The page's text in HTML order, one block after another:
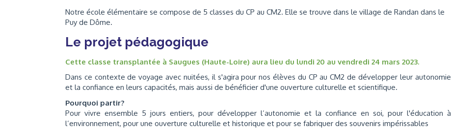
Notre école élémentaire se compose de 5 classes du CP au CM2. Elle se trouve dans le village de Randan dans le
Puy de Dôme.
Le projet pédagogique
Cette classe transplantée à Saugues (Haute-Loire) aura lieu du lundi 20 au vendredi 24 mars 2023.
Dans ce contexte de voyage avec nuitées, il s'agira pour nos élèves du CP au CM2 de développer leur autonomie
et la confiance en leurs capacités, mais aussi de bénéficier d'une ouverture culturelle et scientifique.
Pourquoi partir?
Pour vivre ensemble 5 jours entiers, pour développer l’autonomie et la confiance en soi, pour l'éducation à
l’environnement, pour une ouverture culturelle et historique et pour se fabriquer des souvenirs impérissables